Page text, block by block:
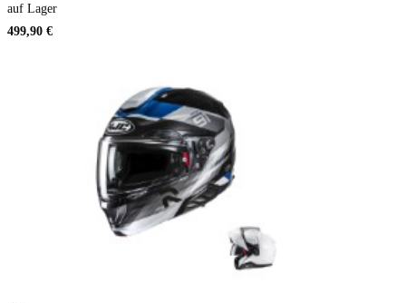
auf Lager
499,90 €